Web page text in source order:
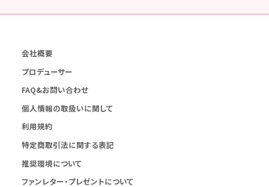
会社概要
プロデューサー
FAQ&お問い合わせ
個人情報の取扱いに関して
利用規約
特定商取引法に関する表記
推奨環境について
ファンレター・プレゼントについて